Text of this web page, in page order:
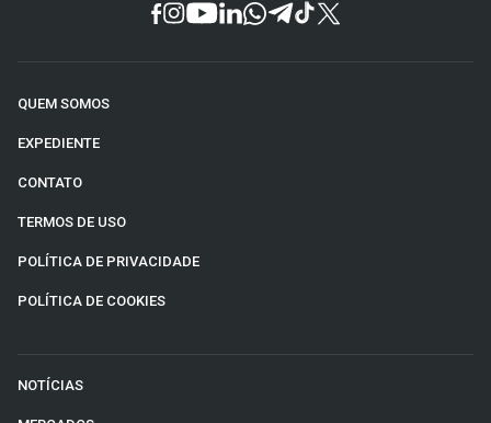
QUEM SOMOS
EXPEDIENTE
CONTATO
TERMOS DE USO
POLÍTICA DE PRIVACIDADE
POLÍTICA DE COOKIES
NOTÍCIAS